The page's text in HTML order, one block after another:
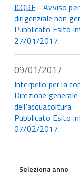
ICQRF- Avviso
dirigenziale non
Pubblicato Esito
27/01/2017.
09/01/2017
Interpello per la
Direzione
dell'acquacoltura.
Pubblicato Esito
07/02/2017.
Seleziona anno